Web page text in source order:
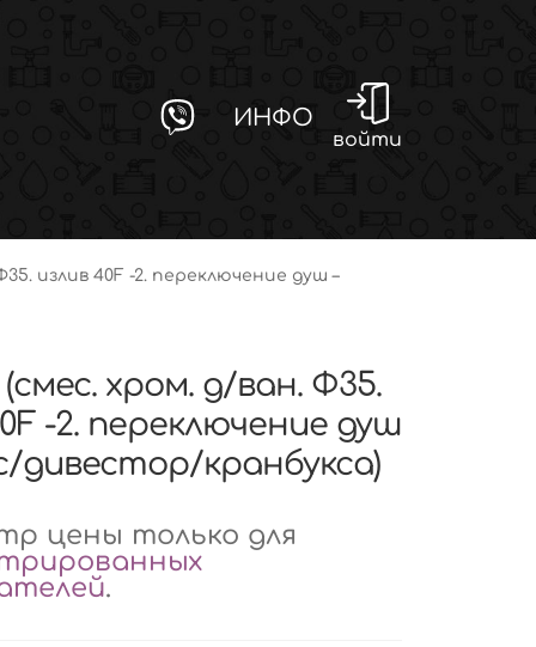
ИНФО
войти
излив 40F -2. переключение душ –
(смес. хром. д/ван. Ф35.
-2. переключение душ
дивестор/кранбукса)
цены только для
.